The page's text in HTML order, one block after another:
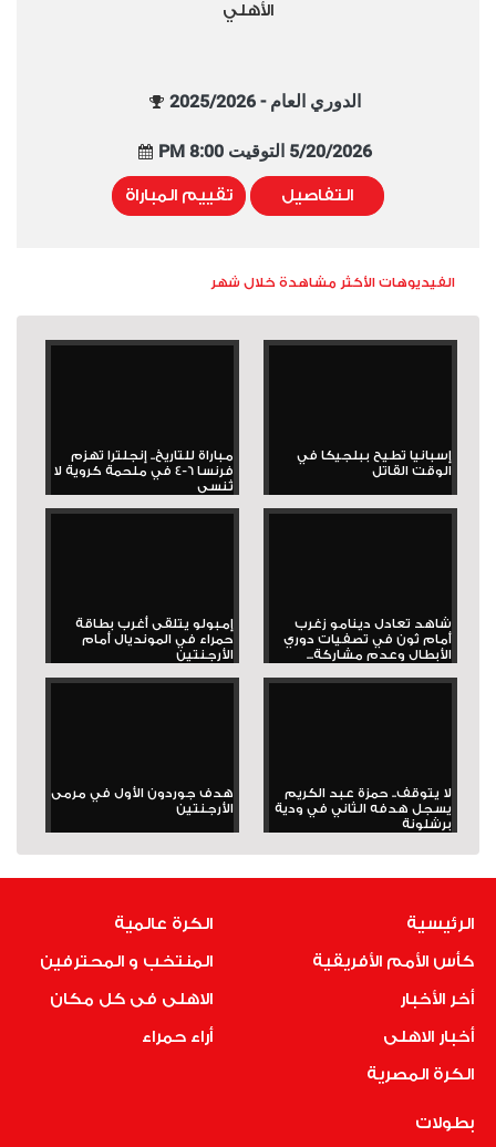
الأهلي
الدوري العام - 2025/2026
5/20/2026 التوقيت 8:00 PM
التفاصيل تقييم المباراة
الفيديوهات الأكثر مشاهدة خلال شهر
إسبانيا تطيح ببلجيكا في
الوقت القاتل
مباراة للتاريخ.. إنجلترا تهزم
فرنسا 6-4 في ملحمة كروية لا
تُنسى
شاهد تعادل دينامو زغرب
أمام ثون في تصفيات دوري
الأبطال وعدم مشاركة...
إمبولو يتلقى أغرب بطاقة
حمراء في المونديال أمام
الأرجنتين
لا يتوقف.. حمزة عبد الكريم
يسجل هدفه الثاني في ودية
برشلونة
هدف جوردون الأول في مرمى
الأرجنتين
الرئيسية
كأس الأمم الأفريقية
أخر الأخبار
أخبار الاهلى
الكرة المصرية
الكرة عالمية
المنتخب و المحترفين
الاهلى فى كل مكان
أراء حمراء
بطولات